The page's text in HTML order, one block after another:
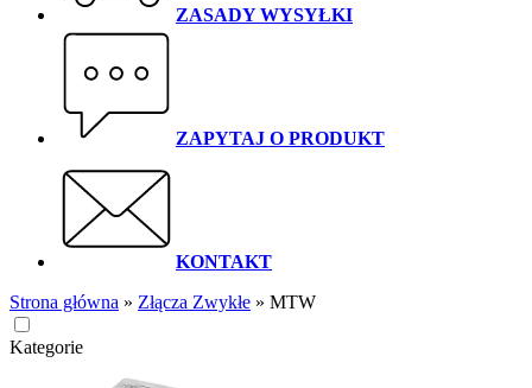
ZASADY WYSYŁKI
ZAPYTAJ O PRODUKT
KONTAKT
Strona główna » Złącza Zwykłe » MTW
Kategorie